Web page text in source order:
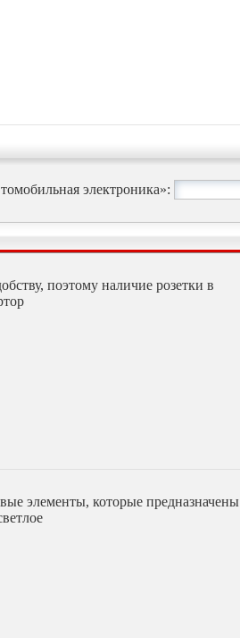
электроника»:
поэтому наличие розетки в
элементы, которые предназначены